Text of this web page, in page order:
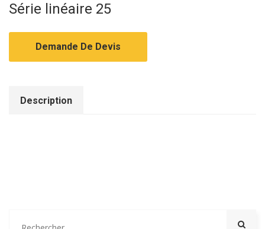
Série linéaire 25
Demande De Devis
Description